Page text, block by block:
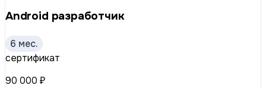
Android разработчик
6 мес.
сертификат
90 000 ₽